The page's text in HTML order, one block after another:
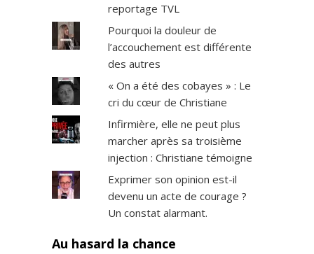
reportage TVL
Pourquoi la douleur de
l’accouchement est différente
des autres
« On a été des cobayes » : Le
cri du cœur de Christiane
Infirmière, elle ne peut plus
marcher après sa troisième
injection : Christiane témoigne
Exprimer son opinion est-il
devenu un acte de courage ?
Un constat alarmant.
Au hasard la chance